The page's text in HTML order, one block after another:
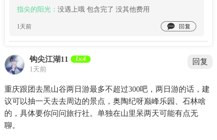
指尖的阳光： 没遇上哦 包含完了 没其他费用
1天前 
钩尖江湖11 Lv.4
1天前
回复
重庆跟团去黑山谷两日游最多不超过300吧，两日游的话，建
议可以抽一天去去周边的景点，奥陶纪呀巅峰乐园、石林啥
的，具体要你问问旅行社。单独在山里呆两天可能有点无
聊。